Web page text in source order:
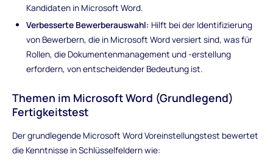
Kandidaten in Microsoft Word.
Verbesserte Bewerberauswahl: Hilft bei der Identifizierung
von Bewerbern, die in Microsoft Word versiert sind, was für
Rollen, die Dokumentenmanagement und -erstellung
erfordern, von entscheidender Bedeutung ist.
Themen im Microsoft Word (Grundlegend)
Fertigkeitstest
Der grundlegende Microsoft Word Voreinstellungstest bewertet
die Kenntnisse in Schlüsselfeldern wie: